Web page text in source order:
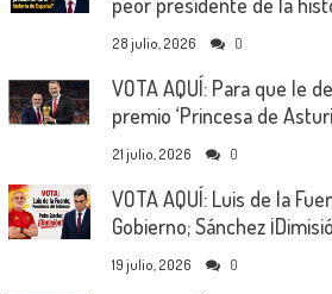
28 julio, 2026 0
VOTA AQUÍ: Para que le
premio ‘Princesa de
21 julio, 2026 0
VOTA AQUÍ: Luis de la
Gobierno; Sánchez
19 julio, 2026 0